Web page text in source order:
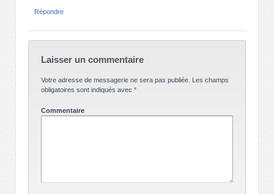
Répondre
Laisser un commentaire
Votre adresse de messagerie ne sera pas publiée. Les champs
obligatoires sont indiqués avec *
Commentaire